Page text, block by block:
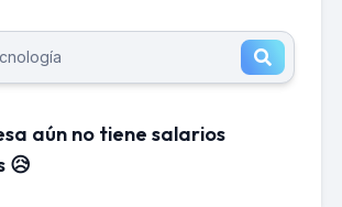
aún no tiene salarios
😥